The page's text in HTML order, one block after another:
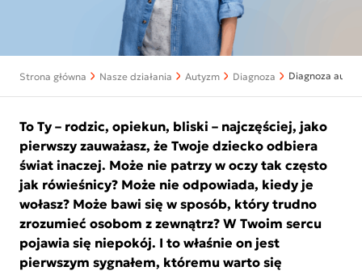
Strona główna Nasze działania Autyzm Diagnoza Diagnoza
To Ty – rodzic, opiekun, bliski – najczęściej, jako
pierwszy zauważasz, że Twoje dziecko odbiera
świat inaczej. Może nie patrzy w oczy tak często
jak rówieśnicy? Może nie odpowiada, kiedy je
wołasz? Może bawi się w sposób, który trudno
zrozumieć osobom z zewnątrz? W Twoim sercu
pojawia się niepokój. I to właśnie on jest
pierwszym sygnałem, któremu warto się